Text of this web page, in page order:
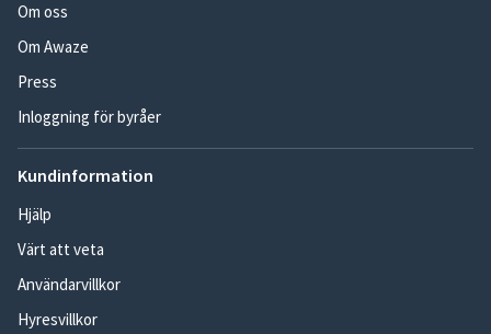
Om oss
Om Awaze
Press
Inloggning för byråer
Kundinformation
Hjälp
Värt att veta
Användarvillkor
Hyresvillkor